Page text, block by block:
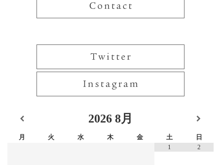
2026 8月
月 火 水 木 金 土
日
1
2